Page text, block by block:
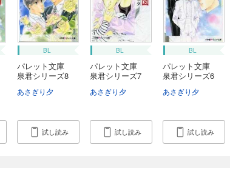
BL
パレット文庫
泉君シリーズ8
あさぎり夕
試し読み
BL
パレット文庫
泉君シリーズ7
あさぎり夕
試し読み
BL
パレット文庫
泉君シリーズ6
あさぎり夕
試し読み